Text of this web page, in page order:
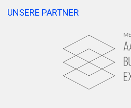
UNSERE PARTNER